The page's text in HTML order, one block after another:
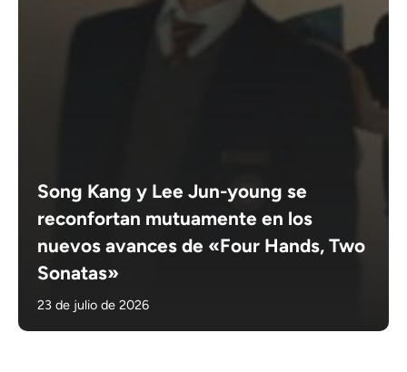
Song Kang y Lee Jun-young se
reconfortan mutuamente en los
nuevos avances de «Four Hands, Two
Sonatas»
23 de julio de 2026